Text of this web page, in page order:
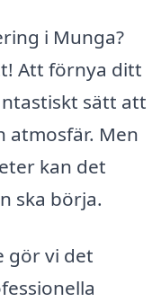
i Munga?
Att förnya ditt
sätt att
atmosfär. Men
kan det
ska börja.
gör vi det